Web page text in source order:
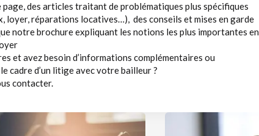
page, des articles traitant de problématiques plus spécifiques
loyer, réparations locatives…), des conseils et mises en garde
notre brochure expliquant les notions les plus importantes en
et avez besoin d’informations complémentaires ou
cadre d’un litige avec votre bailleur ?
contacter.